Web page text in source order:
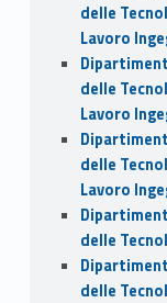
delle
Lavoro
delle
Lavoro
delle
Lavoro
delle
delle